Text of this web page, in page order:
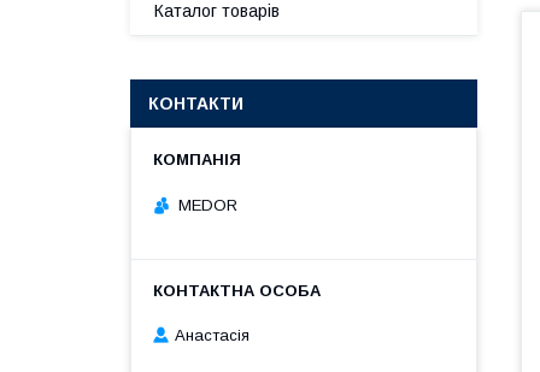
Каталог товарів
КОНТАКТИ
MEDOR
Анастасія